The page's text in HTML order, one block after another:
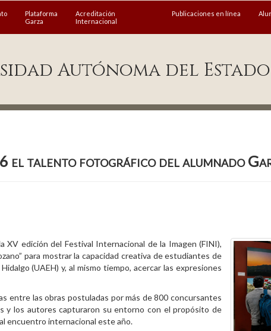
Plataforma
Garza
Acreditación
Internacional
Publicaciones en línea
Autónoma del
el talento fotográfico del alumnado
XV edición del Festival Internacional de la Imagen (FINI),
para mostrar la capacidad creativa de estudiantes de
(UAEH) y, al mismo tiempo, acercar las expresiones
entre las obras postuladas por más de 800 concursantes
y los autores capturaron su entorno con el propósito de
encuentro internacional este año.